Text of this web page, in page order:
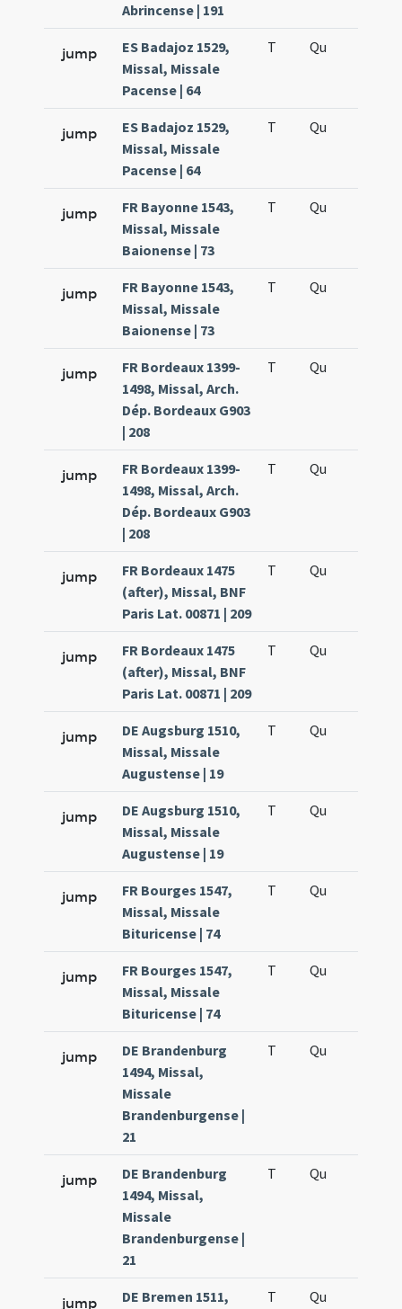
Abrincense | 191
jump
ES Badajoz 1529,
Missal, Missale
Pacense | 64
T Qu
jump
ES Badajoz 1529,
Missal, Missale
Pacense | 64
T Qu
jump
FR Bayonne 1543,
Missal, Missale
Baionense | 73
T Qu
jump
FR Bayonne 1543,
Missal, Missale
Baionense | 73
T Qu
jump
FR Bordeaux 1399-
1498, Missal, Arch.
Dép. Bordeaux G903
| 208
T Qu
jump
FR Bordeaux 1399-
1498, Missal, Arch.
Dép. Bordeaux G903
| 208
T Qu
jump
FR Bordeaux 1475
(after), Missal, BNF
Paris Lat. 00871 | 209
T Qu
jump
FR Bordeaux 1475
(after), Missal, BNF
Paris Lat. 00871 | 209
T Qu
jump
DE Augsburg 1510,
Missal, Missale
Augustense | 19
T Qu
jump
DE Augsburg 1510,
Missal, Missale
Augustense | 19
T Qu
jump
FR Bourges 1547,
Missal, Missale
Bituricense | 74
T Qu
jump
FR Bourges 1547,
Missal, Missale
Bituricense | 74
T Qu
jump
DE Brandenburg
1494, Missal,
Missale
Brandenburgense |
21
T Qu
jump
DE Brandenburg
1494, Missal,
Missale
Brandenburgense |
21
T Qu
jump
DE Bremen 1511,
T Qu